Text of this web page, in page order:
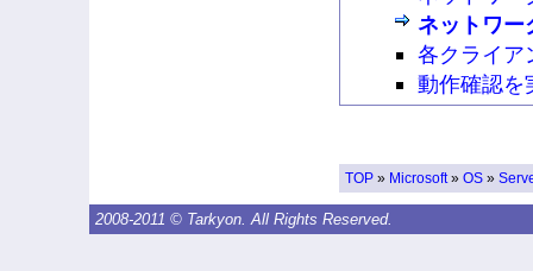
ネットワー
各クライア
動作確認を
TOP » Microsoft» OS »
2008-2011 © Tarkyon. All Rights Reserved.